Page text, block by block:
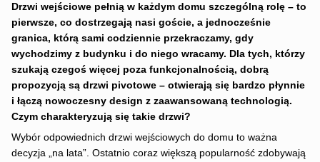
Drzwi wejściowe pełnią w każdym domu szczególną rolę – to
pierwsze, co dostrzegają nasi goście, a jednocześnie
granica, którą sami codziennie przekraczamy, gdy
wychodzimy z budynku i do niego wracamy. Dla tych, którzy
szukają czegoś więcej poza funkcjonalnością, dobrą
propozycją są drzwi pivotowe – otwierają się bardzo płynnie
i łączą nowoczesny design z zaawansowaną technologią.
Czym charakteryzują się takie drzwi?
Wybór odpowiednich drzwi wejściowych do domu to ważna
decyzja „na lata”. Ostatnio coraz większą popularność zdobywają